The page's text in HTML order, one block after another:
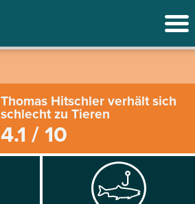
Thomas Hitschler verhält sich
schlecht zu Tieren
4.1 / 10